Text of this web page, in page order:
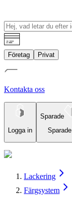
Företag Privat
Kontakta oss
Logga in
Sparade
Sparade
Lackering
Färgsystem